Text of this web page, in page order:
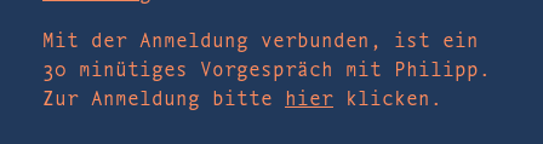
Mit der Anmeldung verbunden, ist ein
30 minütiges Vorgespräch mit Philipp.
Zur Anmeldung bitte hier klicken.